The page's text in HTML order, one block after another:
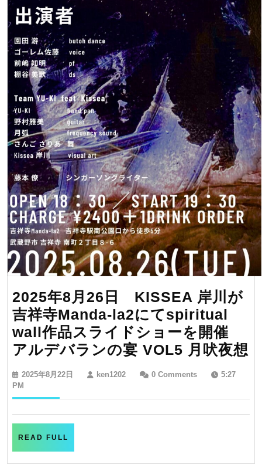
幻
ARTIST
KISSEA
銀
座
月
光
荘
サ
ロ
ン
月
の
は
な
れ
で
個
展
開
催！！
2025年8月26日 KISSEA 岸川が
吉祥寺Manda-la2にてspiritual
wall作品スライドショーを開催
アルデバランの宴 VOL5 月吠夜想
2025年8月22日
2025
ken1202ken12020 Comments
5:27
PM
READ FULL